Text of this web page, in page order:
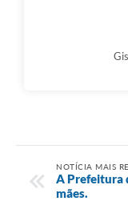
NOTÍCIA MAIS
A Prefeitura
mães.